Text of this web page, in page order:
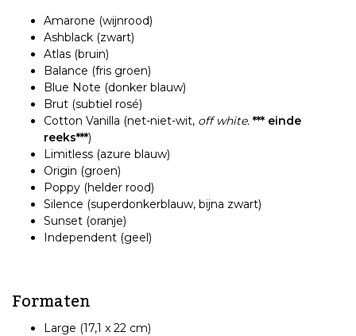
Amarone (wijnrood)
Ashblack (zwart)
Atlas (bruin)
Balance (fris groen)
Blue Note (donker blauw)
Brut (subtiel rosé)
Cotton Vanilla (net-niet-wit, off white. *** einde
reeks***)
Limitless (azure blauw)
Origin (groen)
Poppy (helder rood)
Silence (superdonkerblauw, bijna zwart)
Sunset (oranje)
Independent (geel)
Formaten
Large (17,1 x 22 cm)